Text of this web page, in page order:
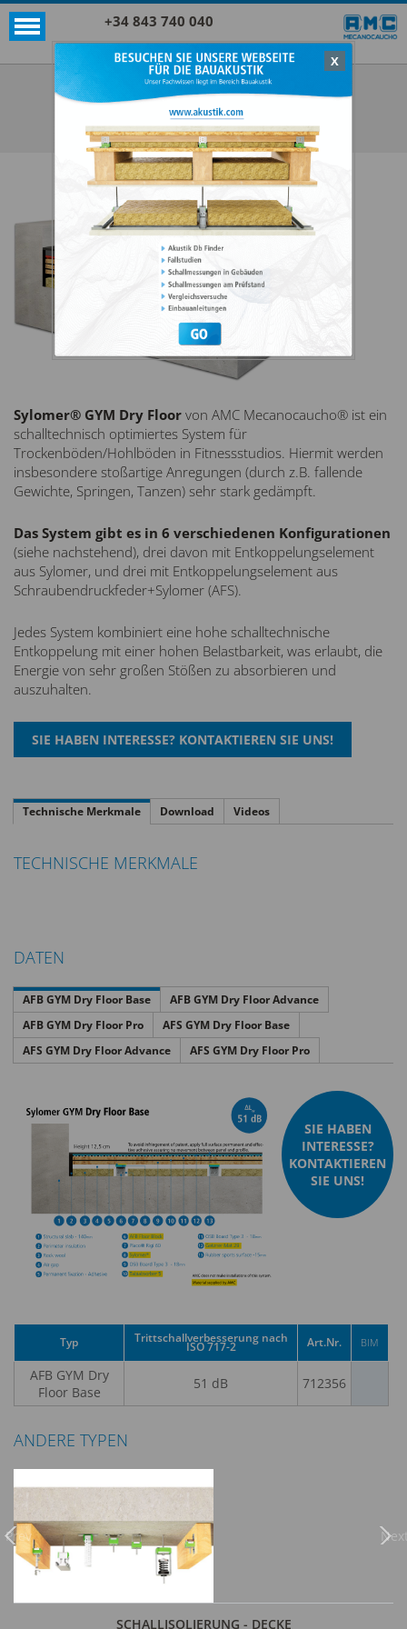
+34 843 740 040
X
Akustik + Sylomer®
SYLOMER® GYM DRY FLOOR
ALLE ANZEIGEN AKUSTIK + SYLOMER®
Sylomer® GYM Dry Floor von AMC Mecanocaucho® ist ein
schalltechnisch optimiertes System für
Trockenböden/Hohlböden in Fitnessstudios. Hiermit werden
insbesondere stoßartige Anregungen (durch z.B. fallende
Gewichte, Springen, Tanzen) sehr stark gedämpft.
Das System gibt es in 6 verschiedenen Konfigurationen
(siehe nachstehend), drei davon mit Entkoppelungselement
aus Sylomer, und drei mit Entkoppelungselement aus
Schraubendruckfeder+Sylomer (AFS).
Jedes System kombiniert eine hohe schalltechnische
Entkoppelung mit einer hohen Belastbarkeit, was erlaubt, die
Energie von sehr großen Stößen zu absorbieren und
auszuhalten.
Technische Merkmale Download Videos
TECHNISCHE MERKMALE
DATEN
AFB GYM Dry Floor Base
AFB GYM Dry Floor Advance
AFB GYM Dry Floor Pro
AFS GYM Dry Floor Base
AFS GYM Dry Floor Advance
AFS GYM Dry Floor Pro
SIE HABEN
INTERESSE?
KONTAKTIEREN
SIE UNS!
Typ Trittschallverbesserung nach
ISO 717-2 Art.Nr. BIM
AFB GYM Dry
Floor Base
51 dB 712356
ANDERE TYPEN
SCHALLISOLIERUNG - DECKE
Previous Next